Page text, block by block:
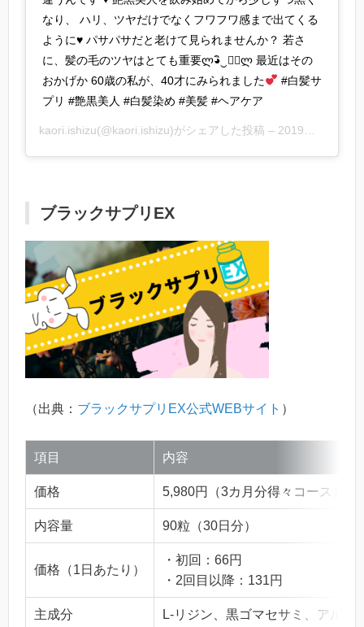
なり、 ハリ、ツヤだけでなくフワフワ感まで出てくる
ように♥️ パサパサだと老けて見られませんか？ 若さ
に、髪の毛のツヤはとても重要ლ◕ิ‿◕ิლ 最近はその
おかげか 60歳の私が、40才にみられました
#白髪サ
プリ #艶黒美人 #白髪染め #美髪 #ヘアケア
kaori.ishizu(@kaori.ishizu)がシェアした投稿 – 2019年 5月月16日午前3時05分PDT
ブラックサプリEX
（出典： ブラックサプリEX公式WEBサイト ）
項目 内容
価格 5,980円（3カ月分得々コース）
内容量 90粒（30日分）
価格（1日あたり）
・初回：66円
・2回目以降：131円
主成分 L-リジン、黒ゴマセサミ、アル